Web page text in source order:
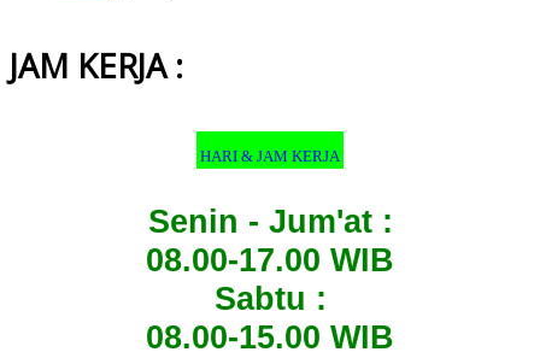
JAM KERJA :
HARI & JAM KERJA
Senin - Jum'at :
08.00-17.00 WIB
Sabtu :
08.00-15.00 WIB